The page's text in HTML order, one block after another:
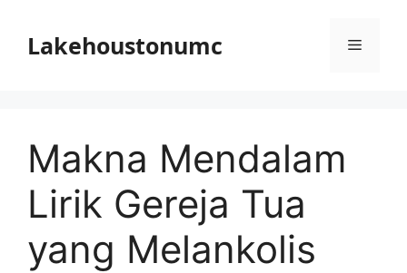
contentLakehoustonumc Menu
Makna Mendalam
Lirik Gereja Tua
yang Melankolis